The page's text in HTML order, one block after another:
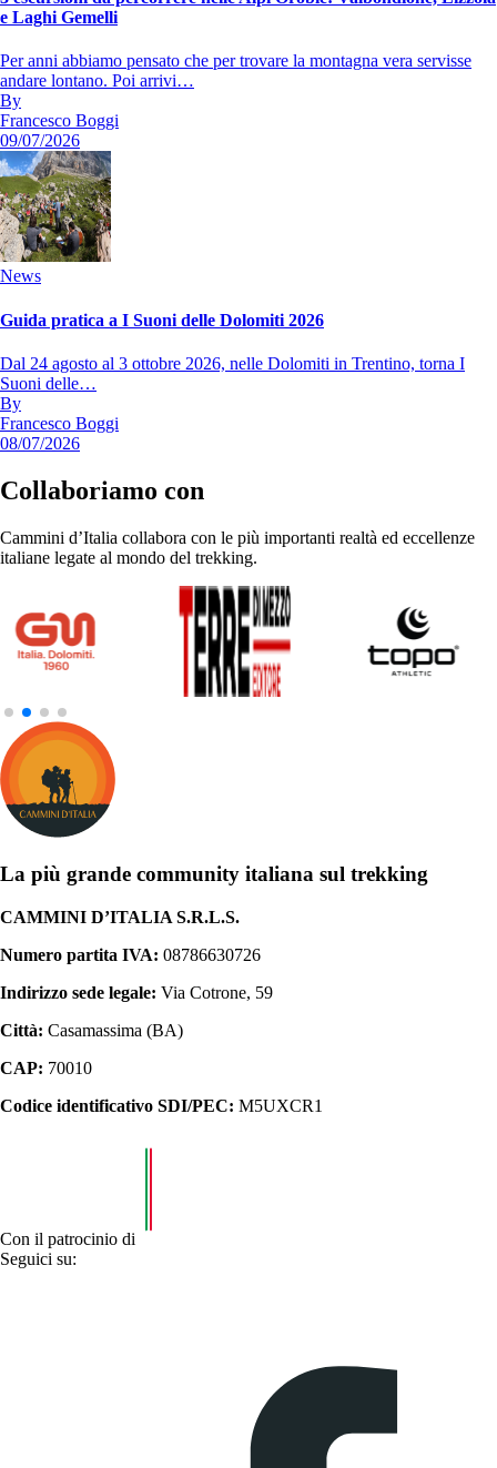
e Laghi Gemelli
Per anni abbiamo pensato che per trovare la montagna vera servisse
andare lontano. Poi arrivi…
By
Francesco Boggi
09/07/2026
News
Guida pratica a I Suoni delle Dolomiti 2026
Dal 24 agosto al 3 ottobre 2026, nelle Dolomiti in Trentino, torna I
Suoni delle…
By
Francesco Boggi
08/07/2026
Collaboriamo con
Cammini d’Italia collabora con le più importanti realtà ed eccellenze
italiane legate al mondo del trekking.
La più grande community italiana sul trekking
CAMMINI D’ITALIA S.R.L.S.
Numero partita IVA: 08786630726
Indirizzo sede legale: Via Cotrone, 59
Città: Casamassima (BA)
CAP: 70010
Codice identificativo SDI/PEC: M5UXCR1
Con il patrocinio di
Seguici su: